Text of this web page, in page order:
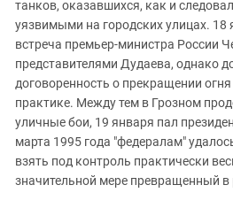
танков, оказавшихся, как и
уязвимыми на городских улицах. 18
встреча премьер-министра России
представителями Дудаева, однако
договоренность о прекращении
практике. Между тем в Грозном
уличные бои, 19 января пал
марта 1995 года "федералам"
взять под контроль практически
значительной мере превращенный